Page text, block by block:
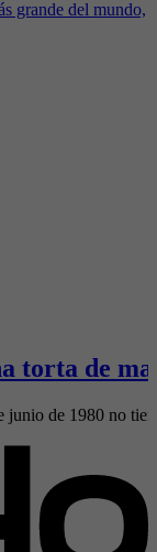
grande del mundo,
torta de
junio de 1980 no